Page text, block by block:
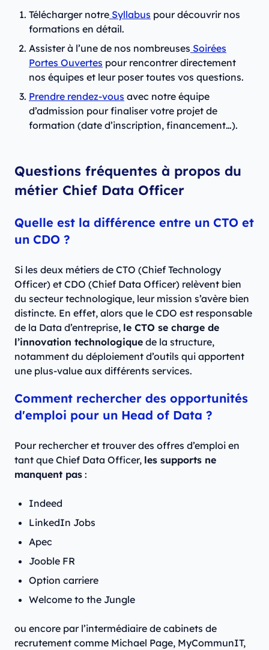
Télécharger notre Syllabus pour découvrir nos
formations en détail.
Assister à l’une de nos nombreuses Soirées
Portes Ouvertes pour rencontrer directement
nos équipes et leur poser toutes vos questions.
Prendre rendez-vous avec notre équipe
d’admission pour finaliser votre projet de
formation (date d’inscription, financement…).
Questions fréquentes à propos du
métier Chief Data Officer
Quelle est la différence entre un CTO et
un CDO ?
Si les deux métiers de CTO (Chief Technology
Officer) et CDO (Chief Data Officer) relèvent bien
du secteur technologique, leur mission s’avère bien
distincte. En effet, alors que le CDO est responsable
de la Data d’entreprise, le CTO se charge de
l’innovation technologique de la structure,
notamment du déploiement d’outils qui apportent
une plus-value aux différents services.
Comment rechercher des opportunités
d'emploi pour un Head of Data ?
Pour rechercher et trouver des offres d’emploi en
tant que Chief Data Officer, les supports ne
manquent pas :
Indeed
LinkedIn Jobs
Apec
Jooble FR
Option carriere
Welcome to the Jungle
ou encore par l’intermédiaire de cabinets de
recrutement comme Michael Page, MyCommunIT,